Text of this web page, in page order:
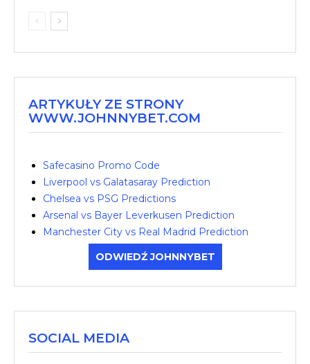
ARTYKUŁY ZE STRONY
WWW.JOHNNYBET.COM
Safecasino Promo Code
Liverpool vs Galatasaray Prediction
Chelsea vs PSG Predictions
Arsenal vs Bayer Leverkusen Prediction
Manchester City vs Real Madrid Prediction
ODWIEDŹ JOHNNYBET
SOCIAL MEDIA